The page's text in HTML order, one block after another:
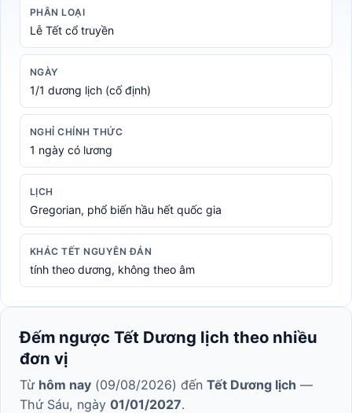
PHÂN LOẠI
Lễ Tết cổ truyền
NGÀY
1/1 dương lịch (cố định)
NGHỈ CHÍNH THỨC
1 ngày có lương
LỊCH
Gregorian, phổ biến hầu hết quốc gia
KHÁC TẾT NGUYÊN ĐÁN
tính theo dương, không theo âm
Đếm ngược Tết Dương lịch theo nhiều
đơn vị
Từ hôm nay (09/08/2026) đến Tết Dương lịch —
Thứ Sáu, ngày 01/01/2027.